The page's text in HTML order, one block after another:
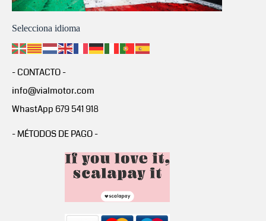
Selecciona idioma
- CONTACTO -
info@vialmotor.com
WhastApp 679 541 918
- MÉTODOS DE PAGO -